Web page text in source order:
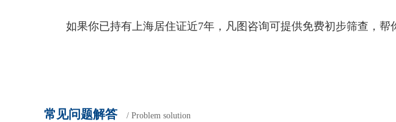
如果你已持有上海居住证近7年，凡图咨询可提供免费初步筛查，帮
常见问题解答 / Problem solution